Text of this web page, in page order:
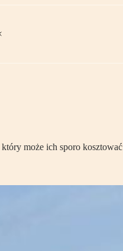
może ich sporo kosztować